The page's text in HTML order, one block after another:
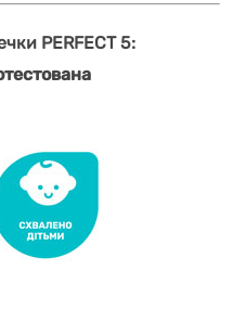
PERFECT 5: